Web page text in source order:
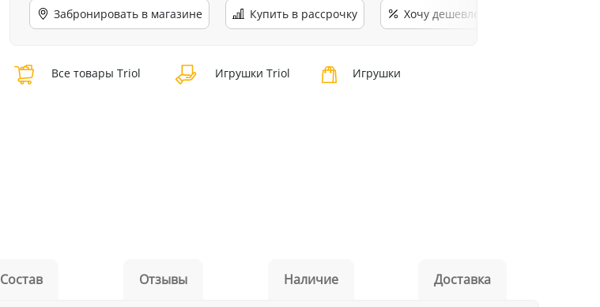
Забронировать в магазине Купить в рассрочку Хочу дешевле
Все товары Triol Игрушки Triol Игрушки
Состав Отзывы Наличие Доставка